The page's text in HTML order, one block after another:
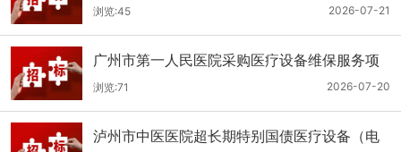
救治基地手术室及重症监护室医疗设备采购项
目更正公告
2026-07-21
浏览:45
广州市第一人民医院采购医疗设备维保服务项
目（2026年第1批）(二次)（项目编号：GZSY-
2026FW-06）采购更正公告
2026-07-20
浏览:71
泸州市中医医院超长期特别国债医疗设备（电